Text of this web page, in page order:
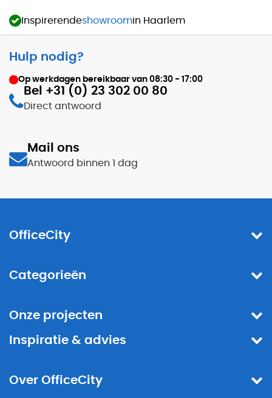
Inspirerendeshowroomin Haarlem
Hulp nodig?
Op werkdagen bereikbaar van 08:30 - 17:00
Bel +31 (0) 23 302 00 80
Direct antwoord
Mail ons
Antwoord binnen 1 dag
OfficeCity
Categorieën
Onze projecten
Inspiratie & advies
Over OfficeCity